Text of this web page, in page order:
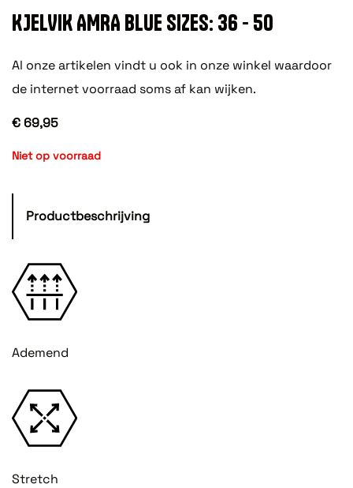
KJELVIK AMRA BLUE SIZES: 36 - 50
Al onze artikelen vindt u ook in onze winkel waardoor
de internet voorraad soms af kan wijken.
€ 69,95
Niet op voorraad
Productbeschrijving
Ademend
Stretch